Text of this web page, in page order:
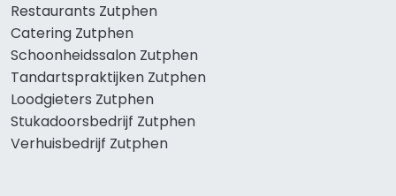
Restaurants Zutphen
Catering Zutphen
Schoonheidssalon Zutphen
Tandartspraktijken Zutphen
Loodgieters Zutphen
Stukadoorsbedrijf Zutphen
Verhuisbedrijf Zutphen